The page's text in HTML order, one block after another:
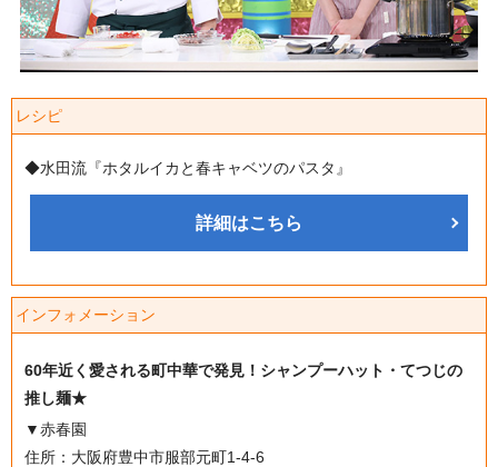
レシピ
◆水田流『ホタルイカと春キャベツのパスタ』
詳細はこちら
インフォメーション
60年近く愛される町中華で発見！シャンプーハット・てつじの
推し麺★
▼赤春園
住所：大阪府豊中市服部元町1-4-6